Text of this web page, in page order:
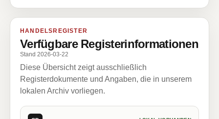
HANDELSREGISTER
Verfügbare Registerinformationen
Stand 2026-03-22
Diese Übersicht zeigt ausschließlich
Registerdokumente und Angaben, die in unserem
lokalen Archiv vorliegen.